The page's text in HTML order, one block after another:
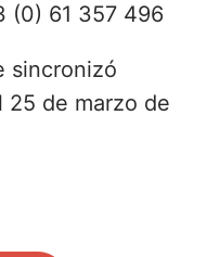
(0) 61 357 496
sincronizó
25 de marzo de